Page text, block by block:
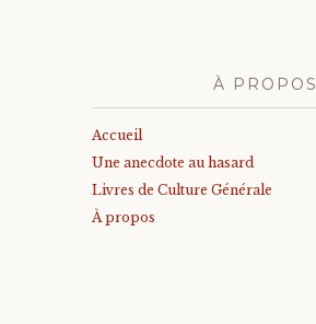
À PROPOS
Accueil
Une anecdote au hasard
Livres de Culture Générale
À propos